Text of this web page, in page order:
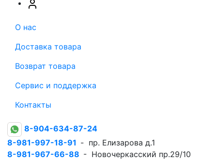
О нас
Доставка товара
Возврат товара
Сервис и поддержка
Контакты
8-904-634-87-24
8-981-997-18-91 - пр. Елизарова д.1
8-981-967-66-88 - Новочеркасский пр.29/10